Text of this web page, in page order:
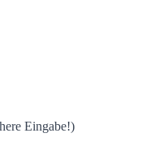
Eingabe!)